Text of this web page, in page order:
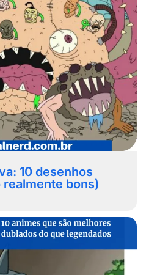
10 desenhos
bons)